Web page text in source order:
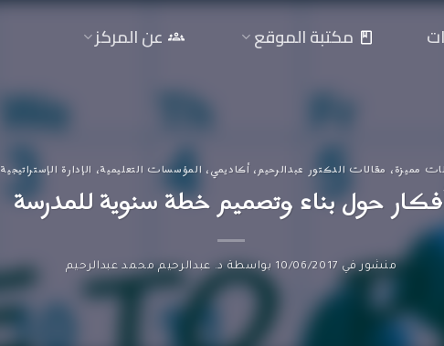
مكتبة الموقع عن المركز
مميزة، مقالات الدكتور عبدالرحيم، أكاديمي، المؤسسات التعليمية، الإدارة الإستراتيجية
حول بناء وتصميم خطة سنوية للمدرسة
منشور في 10/06/2017 بواسطةد. عبدالرحيم محمد عبدالرحيم